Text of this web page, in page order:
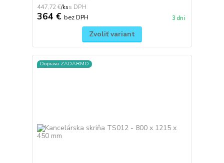
447,72 €/ks
364 € bez DPH 3 dni
Zvoliť variant
Doprava ZADARMO